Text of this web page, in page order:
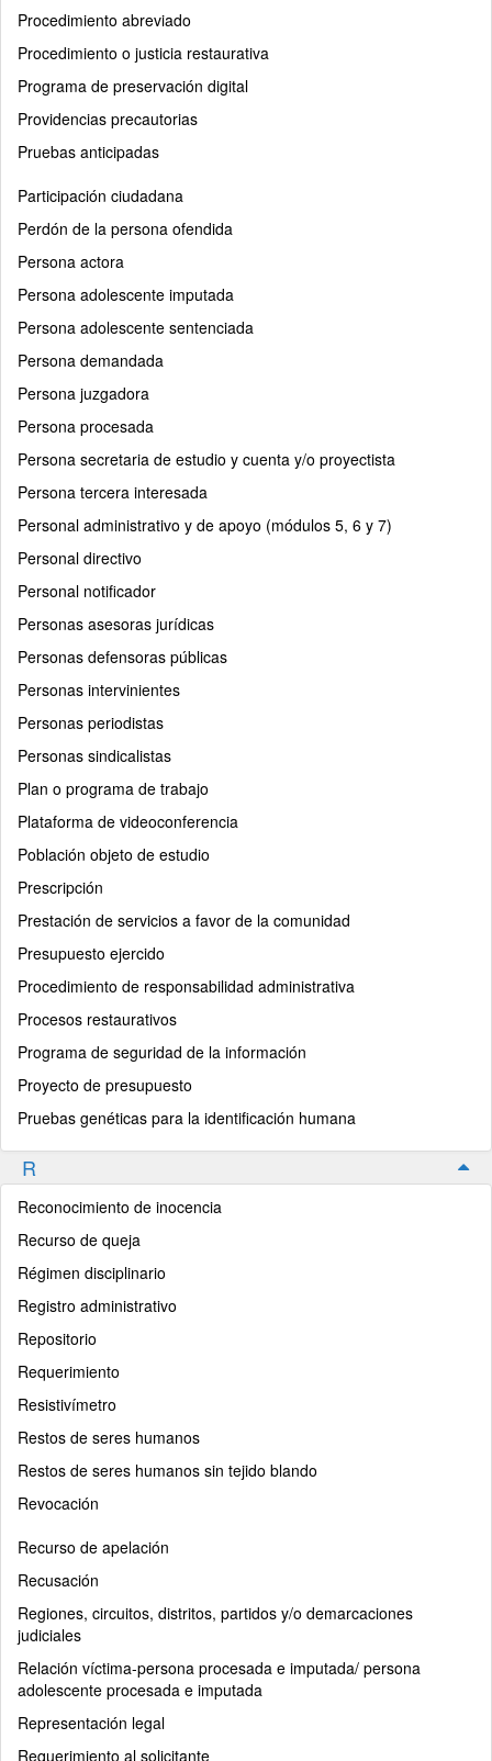
Procedimiento abreviado
Procedimiento o justicia restaurativa
Programa de preservación digital
Providencias precautorias
Pruebas anticipadas
Participación ciudadana
Perdón de la persona ofendida
Persona actora
Persona adolescente imputada
Persona adolescente sentenciada
Persona demandada
Persona juzgadora
Persona procesada
Persona secretaria de estudio y cuenta y/o proyectista
Persona tercera interesada
Personal administrativo y de apoyo (módulos 5, 6 y 7)
Personal directivo
Personal notificador
Personas asesoras jurídicas
Personas defensoras públicas
Personas intervinientes
Personas periodistas
Personas sindicalistas
Plan o programa de trabajo
Plataforma de videoconferencia
Población objeto de estudio
Prescripción
Prestación de servicios a favor de la comunidad
Presupuesto ejercido
Procedimiento de responsabilidad administrativa
Procesos restaurativos
Programa de seguridad de la información
Proyecto de presupuesto
Pruebas genéticas para la identificación humana
R
Reconocimiento de inocencia
Recurso de queja
Régimen disciplinario
Registro administrativo
Repositorio
Requerimiento
Resistivímetro
Restos de seres humanos
Restos de seres humanos sin tejido blando
Revocación
Recurso de apelación
Recusación
Regiones, circuitos, distritos, partidos y/o demarcaciones
judiciales
Relación víctima-persona procesada e imputada/ persona
adolescente procesada e imputada
Representación legal
Requerimiento al solicitante